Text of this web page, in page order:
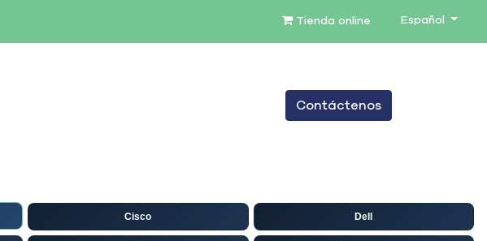
Tienda online Español
BLOG
Contáctenos
Cisco Dell